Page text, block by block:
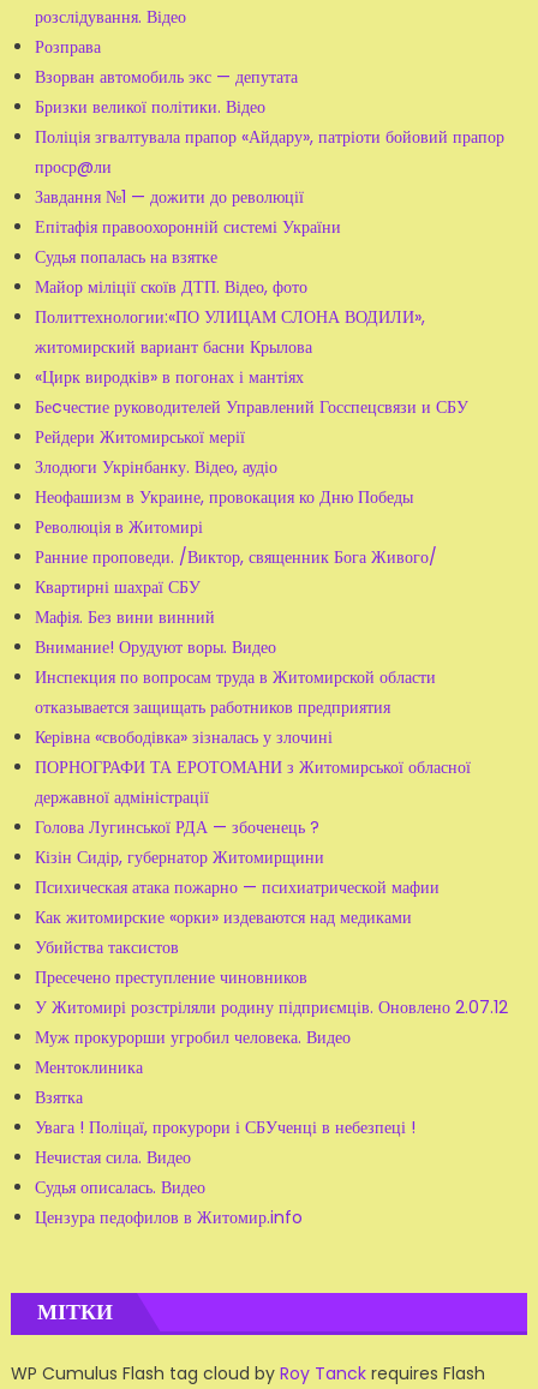
розслідування. Відео
Розправа
Взорван автомобиль экс — депутата
Бризки великої політики. Відео
Поліція згвалтувала прапор «Айдару», патріоти бойовий прапор
проср@ли
Завдання №1 — дожити до революції
Епітафія правоохоронній системі України
Судья попалась на взятке
Майор міліції скоїв ДТП. Відео, фото
Политтехнологии:«ПО УЛИЦАМ СЛОНА ВОДИЛИ»,
житомирский вариант басни Крылова
«Цирк виродків» в погонах і мантіях
Беcчестие руководителей Управлений Госспецсвязи и СБУ
Рейдери Житомирської мерії
Злодюги Укрінбанку. Відео, аудіо
Неофашизм в Украине, провокация ко Дню Победы
Революція в Житомирі
Ранние проповеди. /Виктор, священник Бога Живого/
Квартирні шахраї СБУ
Мафія. Без вини винний
Внимание! Орудуют воры. Видео
Инспекция по вопросам труда в Житомирской области
отказывается защищать работников предприятия
Керівна «свободівка» зізналась у злочині
ПОРНОГРАФИ ТА ЕРОТОМАНИ з Житомирської обласної
державної адміністрації
Голова Лугинської РДА — збоченець ?
Кізін Сидір, губернатор Житомирщини
Психическая атака пожарно — психиатрической мафии
Как житомирские «орки» издеваются над медиками
Убийства таксистов
Пресечено преступление чиновников
У Житомирі розстріляли родину підприємців. Оновлено 2.07.12
Муж прокурорши угробил человека. Видео
Ментоклиника
Взятка
Увага ! Поліцаї, прокурори і СБУченці в небезпеці !
Нечистая сила. Видео
Судья описалась. Видео
Цензура педофилов в Житомир.info
МІТКИ
WP Cumulus Flash tag cloud by Roy Tanckrequires Flash